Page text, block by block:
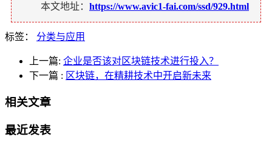
本文地址： https://www.avic1-fai.com/ssd/929.html
标签： 分类与应用
上一篇: 企业是否该对区块链技术进行投入？
下一篇 : 区块链，在精耕技术中开启新未来
相关文章
最近发表